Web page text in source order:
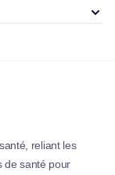
reliant les
de santé pour